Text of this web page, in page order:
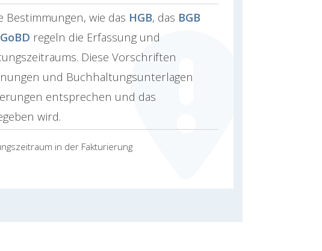
in der Fakturierung
Bestimmungen, wie das HGB, das BGB
GoBD regeln die Erfassung und
Diese Vorschriften
und Buchhaltungsunterlagen
entsprechen und das
wird.